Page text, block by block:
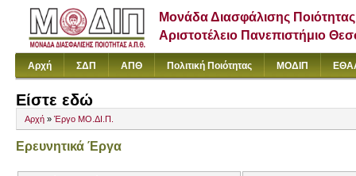
Μονάδα Διασφάλισης Ποιότητας
Αριστοτέλειο Πανεπιστήμιο
Αρχή ΣΔΠ ΑΠΘ Πολιτική Ποιότητας ΜΟΔΙΠ
Είστε εδώ
Αρχή » Έργο ΜΟ.ΔΙ.Π.
Ερευνητικά Έργα